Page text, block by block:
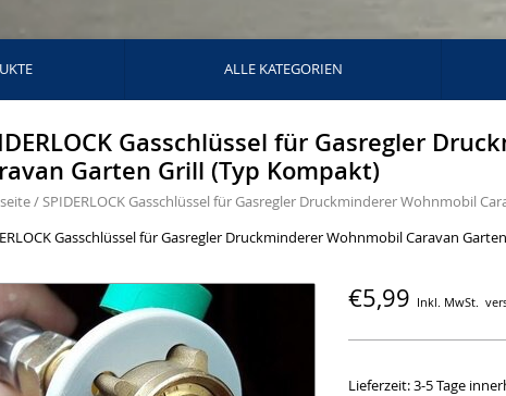
ALLE KATEGORIEN
Gasschlüssel für Gasregler
Garten Grill (Typ Kompakt)
/SPIDERLOCK Gasschlüssel für Gasregler Druckminderer Wohnmobil
Gasschlüssel für Gasregler Druckminderer Wohnmobil Caravan
€5,99 Inkl. MwSt.
Lieferzeit: 3-5 Tage